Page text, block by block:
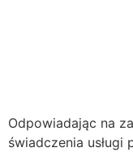
Odpowiadając na
świadczenia usługi